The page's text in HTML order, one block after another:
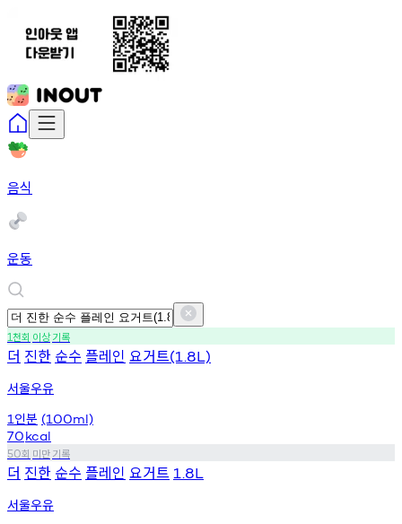
음식
운동
1천회 이상기록
더 진한 순수 플레인 요거트(1.8L)
서울우유
1 인분 (100ml)
70kcal
50회 미만기록
더 진한 순수 플레인 요거트 1.8L
서울우유